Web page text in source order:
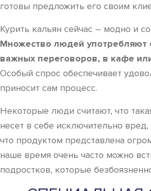
готовы предложить его своим
Курить кальян сейчас – модно и
Множество людей употребляют
важных переговоров, в кафе
Особый спрос обеспечивает
приносит сам процесс.
Некоторые люди считают, что
несет в себе исключительно
что продуктом представлена
наше время очень часто можно
подростков, которые